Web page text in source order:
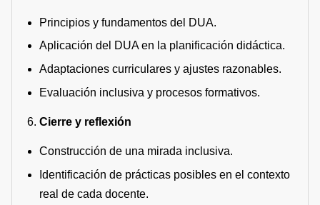
Principios y fundamentos del DUA.
Aplicación del DUA en la planificación didáctica.
Adaptaciones curriculares y ajustes razonables.
Evaluación inclusiva y procesos formativos.
Cierre y reflexión
Construcción de una mirada inclusiva.
Identificación de prácticas posibles en el contexto
real de cada docente.